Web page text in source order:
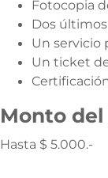
Fotocopia
Dos
Un servicio
Un ticket
Monto
Hasta $ 5.000.-